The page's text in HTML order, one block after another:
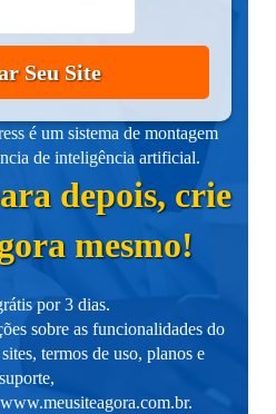
Seu Site
é um sistema de montagem
de inteligência artificial.
depois, crie
mesmo!
por 3 dias.
sobre as funcionalidades do
termos de uso, planos e
suporte,
www.meusiteagora.com.br.